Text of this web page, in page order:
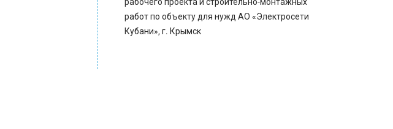
работ по объекту для нужд АО «Электросети
Кубани», г. Крымск